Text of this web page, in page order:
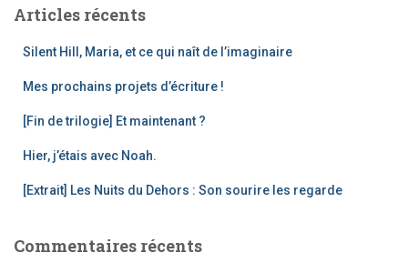
eArticles récents
Silent Hill, Maria, et ce qui naît de l’imaginaire
Mes prochains projets d’écriture !
[Fin de trilogie] Et maintenant ?
Hier, j’étais avec Noah.
[Extrait] Les Nuits du Dehors : Son sourire les regarde
Commentaires récents